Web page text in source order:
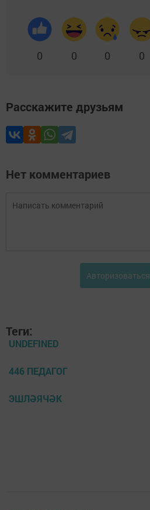
0 0 0 0
Расскажите друзьям
Нет комментариев
Авторизоваться
Теги:
UNDEFINED
446 ПЕДАГОГ
ЭШЛӘЯЧӘК